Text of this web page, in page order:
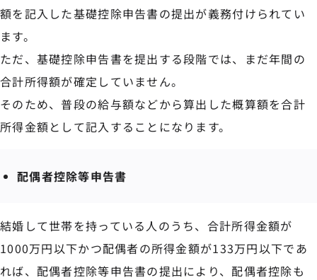
額を記入した基礎控除申告書の提出が義務付けられてい
ます。
ただ、基礎控除申告書を提出する段階では、まだ年間の
合計所得額が確定していません。
そのため、普段の給与額などから算出した概算額を合計
所得金額として記入することになります。
配偶者控除等申告書
結婚して世帯を持っている人のうち、合計所得金額が
1000万円以下かつ配偶者の所得金額が133万円以下であ
れば、配偶者控除等申告書の提出により、配偶者控除も